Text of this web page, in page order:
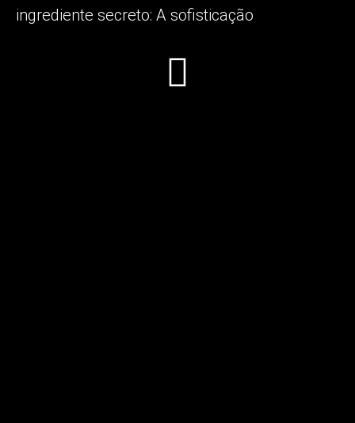
ingrediente secreto: A sofisticação